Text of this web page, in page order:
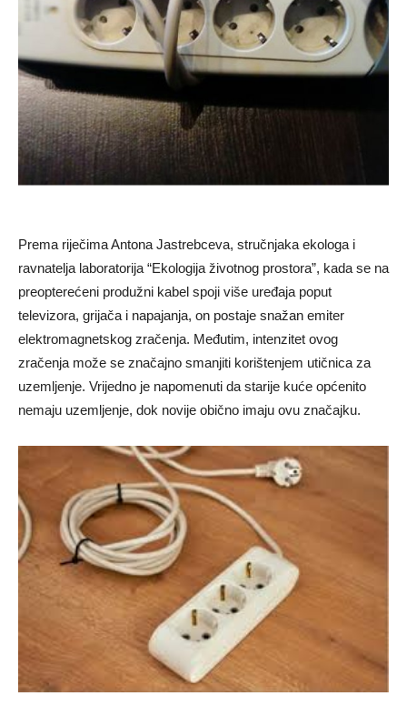
Prema riječima Antona Jastrebceva, stručnjaka ekologa i
ravnatelja laboratorija “Ekologija životnog prostora”, kada se na
preopterećeni produžni kabel spoji više uređaja poput
televizora, grijača i napajanja, on postaje snažan emiter
elektromagnetskog zračenja. Međutim, intenzitet ovog
zračenja može se značajno smanjiti korištenjem utičnica za
uzemljenje. Vrijedno je napomenuti da starije kuće općenito
nemaju uzemljenje, dok novije obično imaju ovu značajku.